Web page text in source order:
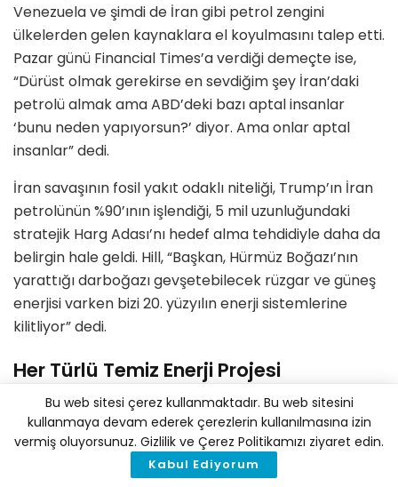
Venezuela ve şimdi de İran gibi petrol zengini
ülkelerden gelen kaynaklara el koyulmasını talep etti.
Pazar günü Financial Times’a verdiği demeçte ise,
“Dürüst olmak gerekirse en sevdiğim şey İran’daki
petrolü almak ama ABD’deki bazı aptal insanlar
‘bunu neden yapıyorsun?’ diyor. Ama onlar aptal
insanlar” dedi.
İran savaşının fosil yakıt odaklı niteliği, Trump’ın İran
petrolünün %90’ının işlendiği, 5 mil uzunluğundaki
stratejik Harg Adası’nı hedef alma tehdidiyle daha da
belirgin hale geldi. Hill, “Başkan, Hürmüz Boğazı’nın
yarattığı darboğazı gevşetebilecek rüzgar ve güneş
enerjisi varken bizi 20. yüzyılın enerji sistemlerine
kilitliyor” dedi.
Her Türlü Temiz Enerji Projesi
Engelleniyor
Fosil yakıtlara süregelen bağımlılığın yarattığı çok
yönlü tehlikeler, son dönemde hem İran’da hem de
ABD’de açıkça görüldü. İran’daki petrol depolarına
Bu web sitesi çerez kullanmaktadır. Bu web sitesini
kullanmaya devam ederek çerezlerin kullanılmasına izin
vermiş oluyorsunuz. Gizlilik ve Çerez Politikamızı ziyaret edin.
Kabul Ediyorum